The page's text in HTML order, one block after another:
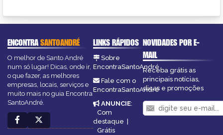
ENCONTRASANTOANDRÉ
O melhor de Santo André
num só lugar! Dicas, onde ir,
o que fazer, as melhores
empresas, locais, serviços e
muito mais no guia Encontra
SantoAndré.
LINKS RÁPIDOS
Sobre
EncontraSantoAndré
Fale com o
EncontraSantoAndré
ANUNCIE:
Com
destaque
Grátis
NOVIDADES POR E-
MAIL
Receba grátis as
principais notícias,
dicas e promoções